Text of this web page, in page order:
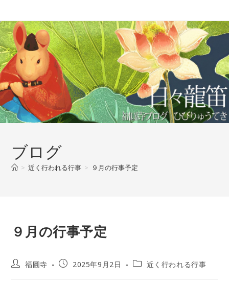
ン
テ
ン
ツ
へ
ス
キ
ッ
プ
ブログ
> 近く行われる行事 > ９月の行事予定
９月の行事予定
投
福圓寺
投
2025年9月2日
投
近く行われる行事